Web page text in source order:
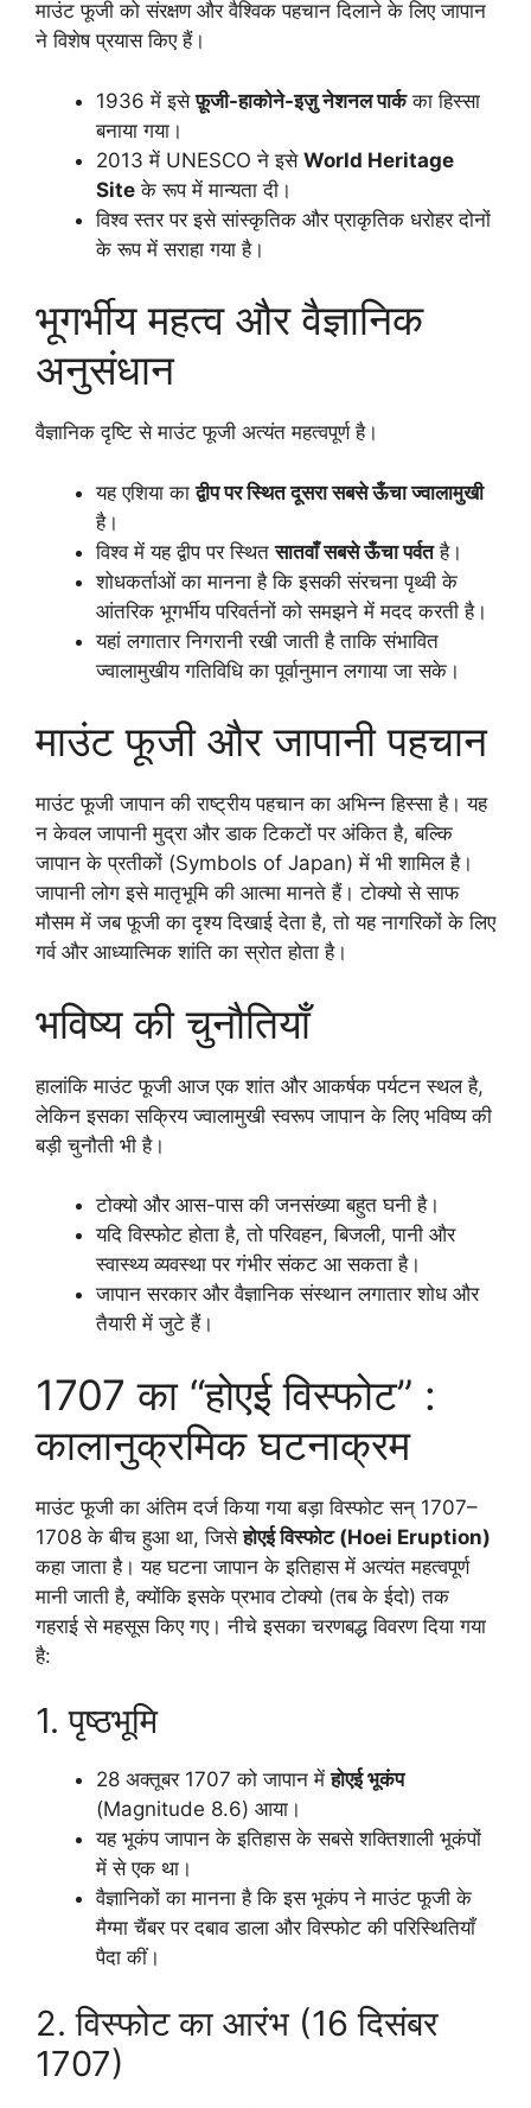
माउंट फूजी को संरक्षण और वैश्विक पहचान दिलाने के लिए जापान
ने विशेष प्रयास किए हैं।
1936 में इसेफ़ूजी-हाकोने-इज़ु नेशनल पार्कका हिस्सा
बनाया गया।
2013 में UNESCO ने इसे World Heritage
Site के रूप में मान्यता दी।
विश्व स्तर पर इसे सांस्कृतिक और प्राकृतिक धरोहर दोनों
के रूप में सराहा गया है।
भूगर्भीय महत्व और वैज्ञानिक
अनुसंधान
वैज्ञानिक दृष्टि से माउंट फूजी अत्यंत महत्वपूर्ण है।
यह एशिया काद्वीप पर स्थित दूसरा सबसे ऊँचा ज्वालामुखी
है।
विश्व में यह द्वीप पर स्थितसातवाँ सबसे ऊँचा पर्वतहै।
शोधकर्ताओं का मानना है कि इसकी संरचना पृथ्वी के
आंतरिक भूगर्भीय परिवर्तनों को समझने में मदद करती है।
यहां लगातार निगरानी रखी जाती है ताकि संभावित
ज्वालामुखीय गतिविधि का पूर्वानुमान लगाया जा सके।
माउंट फूजी और जापानी पहचान
माउंट फूजी जापान की राष्ट्रीय पहचान का अभिन्न हिस्सा है। यह
न केवल जापानी मुद्रा और डाक टिकटों पर अंकित है, बल्कि
जापान के प्रतीकों (Symbols of Japan) में भी शामिल है।
जापानी लोग इसे मातृभूमि की आत्मा मानते हैं। टोक्यो से साफ
मौसम में जब फूजी का दृश्य दिखाई देता है, तो यह नागरिकों के लिए
गर्व और आध्यात्मिक शांति का स्रोत होता है।
भविष्य की चुनौतियाँ
हालांकि माउंट फूजी आज एक शांत और आकर्षक पर्यटन स्थल है,
लेकिन इसका सक्रिय ज्वालामुखी स्वरूप जापान के लिए भविष्य की
बड़ी चुनौती भी है।
टोक्यो और आस-पास की जनसंख्या बहुत घनी है।
यदि विस्फोट होता है, तो परिवहन, बिजली, पानी और
स्वास्थ्य व्यवस्था पर गंभीर संकट आ सकता है।
जापान सरकार और वैज्ञानिक संस्थान लगातार शोध और
तैयारी में जुटे हैं।
1707 का “होएई विस्फोट” :
कालानुक्रमिक घटनाक्रम
माउंट फूजी का अंतिम दर्ज किया गया बड़ा विस्फोट सन् 1707–
1708 के बीच हुआ था, जिसेहोएई विस्फोट (Hoei Eruption)
कहा जाता है। यह घटना जापान के इतिहास में अत्यंत महत्वपूर्ण
मानी जाती है, क्योंकि इसके प्रभाव टोक्यो (तब के ईदो) तक
गहराई से महसूस किए गए। नीचे इसका चरणबद्ध विवरण दिया गया
है:
1. पृष्ठभूमि
28 अक्तूबर 1707 को जापान मेंहोएई भूकंप
(Magnitude 8.6) आया।
यह भूकंप जापान के इतिहास के सबसे शक्तिशाली भूकंपों
में से एक था।
वैज्ञानिकों का मानना है कि इस भूकंप ने माउंट फूजी के
मैग्मा चैंबर पर दबाव डाला और विस्फोट की परिस्थितियाँ
पैदा कीं।
2. विस्फोट का आरंभ (16 दिसंबर
1707)